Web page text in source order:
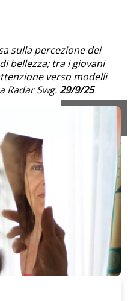
sulla percezione dei
bellezza; tra i giovani
verso modelli
Radar Swg.29/9/25